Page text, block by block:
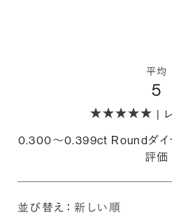
平均
5
|
0.300〜0.399ct Roundダイ
評価
並び替え：